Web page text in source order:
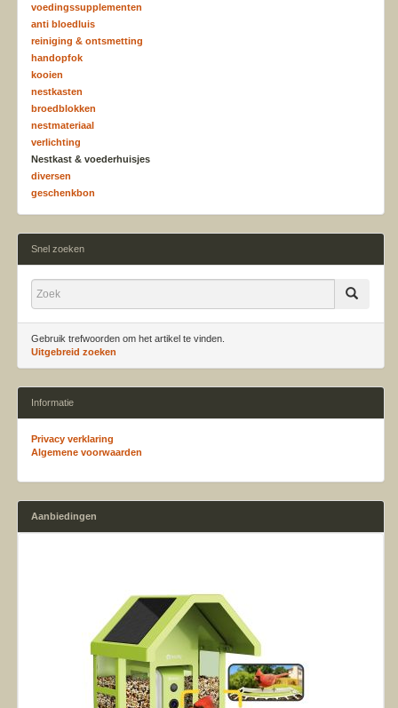
voedingssupplementen
anti bloedluis
reiniging & ontsmetting
handopfok
kooien
nestkasten
broedblokken
nestmateriaal
verlichting
Nestkast & voederhuisjes
diversen
geschenkbon
Snel zoeken
Gebruik trefwoorden om het artikel te vinden.
Uitgebreid zoeken
Informatie
Privacy verklaring
Algemene voorwaarden
Aanbiedingen